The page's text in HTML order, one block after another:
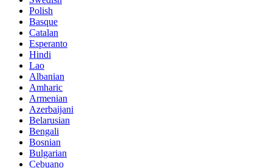
Polish
Basque
Catalan
Esperanto
Hindi
Lao
Albanian
Amharic
Armenian
Azerbaijani
Belarusian
Bengali
Bosnian
Bulgarian
Cebuano